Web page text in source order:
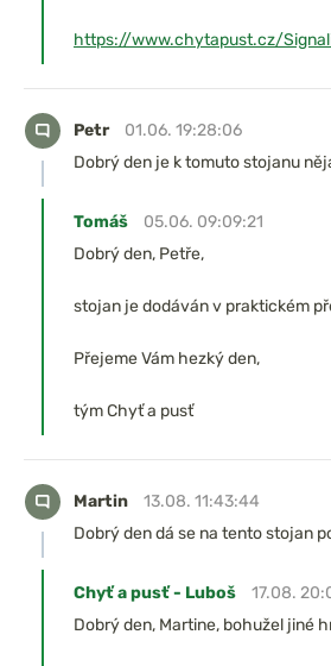
https://www.chytapust.cz/
Petr
01.06. 19:28:06
Dobrý den je k tomuto stojanu
Tomáš
05.06. 09:09:21
Dobrý den, Petře,
stojan je dodáván v praktickém
Přejeme Vám hezký den,
tým Chyť a pusť
Martin
13.08. 11:43:44
Dobrý den dá se na tento stojan
Chyť a pusť - Luboš
17.08.
Dobrý den, Martine, bohužel jiné